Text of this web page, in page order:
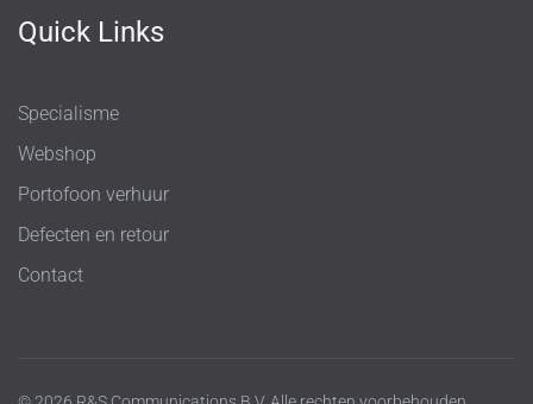
Quick Links
Specialisme
Webshop
Portofoon verhuur
Defecten en retour
Contact